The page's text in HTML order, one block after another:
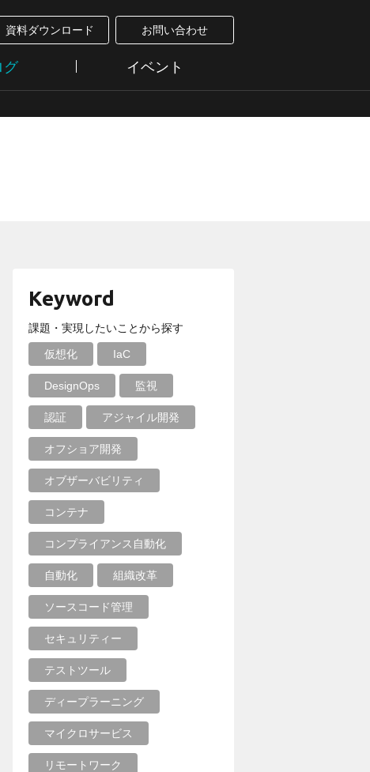
資料ダウンロード お問い合わせ
グ イベント
Keyword
課題・実現したいことから探す
仮想化 IaC
DesignOps 監視
認証 アジャイル開発
オフショア開発
オブザーバビリティ
コンテナ
コンプライアンス自動化
自動化 組織改革
ソースコード管理
セキュリティー
テストツール
ディープラーニング
マイクロサービス
リモートワーク